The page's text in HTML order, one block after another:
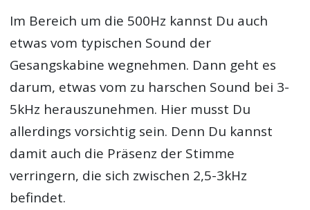
Im Bereich um die 500Hz kannst Du auch
etwas vom typischen Sound der
Gesangskabine wegnehmen. Dann geht es
darum, etwas vom zu harschen Sound bei 3-
5kHz herauszunehmen. Hier musst Du
allerdings vorsichtig sein. Denn Du kannst
damit auch die Präsenz der Stimme
verringern, die sich zwischen 2,5-3kHz
befindet.